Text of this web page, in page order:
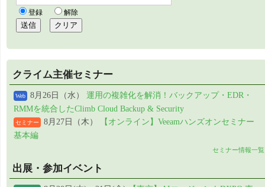
クライム主催セミナー
Web 8月26日（水） 運用の複雑化を解消！バックアップ・EDR・
RMMを統合したClimb Cloud Backup & Security
セミナー 8月27日（木）
【オンライン】Veeamハンズオンセミナー
基本編
セミナー情報一覧
出展・参加イベント